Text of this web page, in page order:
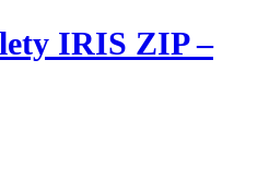
IRIS ZIP –